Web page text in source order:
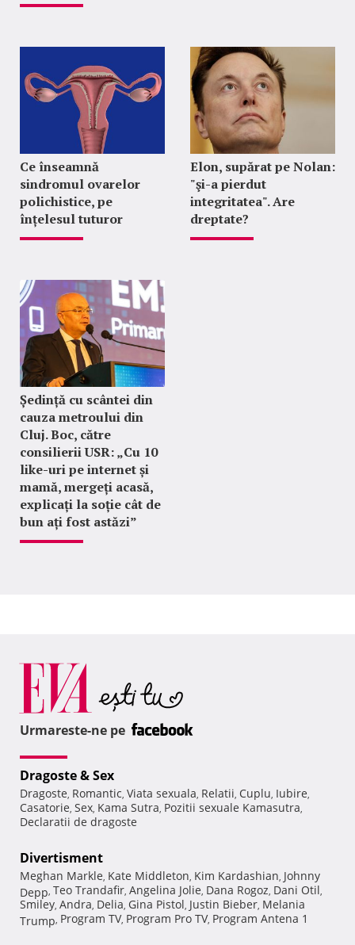
Ce înseamnă
sindromul ovarelor
polichistice, pe
înțelesul tuturor
Elon, supărat pe Nolan:
"şi-a pierdut
integritatea". Are
dreptate?
Ședință cu scântei din
cauza metroului din
Cluj. Boc, către
consilierii USR: „Cu 10
like-uri pe internet și
mamă, mergeți acasă,
explicați la soție cât de
bun ați fost astăzi”
Urmareste-ne pe
Dragoste & Sex
Dragoste, Romantic, Viata sexuala, Relatii, Cuplu, Iubire,
Casatorie, Sex, Kama Sutra, Pozitii sexuale Kamasutra,
Declaratii de dragoste
Divertisment
Meghan Markle, Kate Middleton, Kim Kardashian, Johnny
Depp, Teo Trandafir, Angelina Jolie, Dana Rogoz, Dani Otil,
Smiley, Andra, Delia, Gina Pistol, Justin Bieber, Melania
Trump, Program TV, Program Pro TV, Program Antena 1